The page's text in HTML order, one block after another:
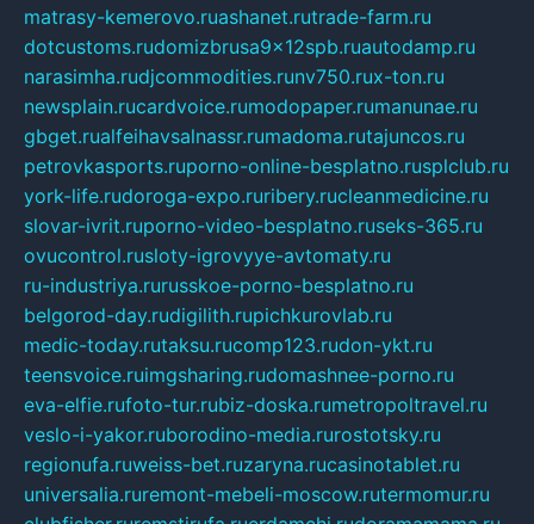
matrasy-kemerovo.ruashanet.rutrade-farm.ru
dotcustoms.rudomizbrusa9x12spb.ruautodamp.ru
narasimha.rudjcommodities.runv750.rux-ton.ru
newsplain.rucardvoice.rumodopaper.rumanunae.ru
gbget.rualfeihavsalnassr.rumadoma.rutajuncos.ru
petrovkasports.ruporno-online-besplatno.rusplclub.ru
york-life.rudoroga-expo.ruribery.rucleanmedicine.ru
slovar-ivrit.ruporno-video-besplatno.ruseks-365.ru
ovucontrol.rusloty-igrovyye-avtomaty.ru
ru-industriya.rurusskoe-porno-besplatno.ru
belgorod-day.rudigilith.rupichkurovlab.ru
medic-today.rutaksu.rucomp123.rudon-ykt.ru
teensvoice.ruimgsharing.rudomashnee-porno.ru
eva-elfie.rufoto-tur.rubiz-doska.rumetropoltravel.ru
veslo-i-yakor.ruborodino-media.rurostotsky.ru
regionufa.ruweiss-bet.ruzaryna.rucasinotablet.ru
universalia.ruremont-mebeli-moscow.rutermomur.ru